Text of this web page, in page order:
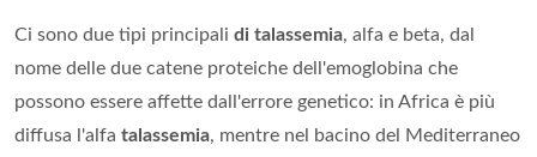
Ci sono due tipi principali di talassemia, alfa e beta, dal
nome delle due catene proteiche dell'emoglobina che
possono essere affette dall'errore genetico: in Africa è più
diffusa l'alfa talassemia, mentre nel bacino del Mediterraneo